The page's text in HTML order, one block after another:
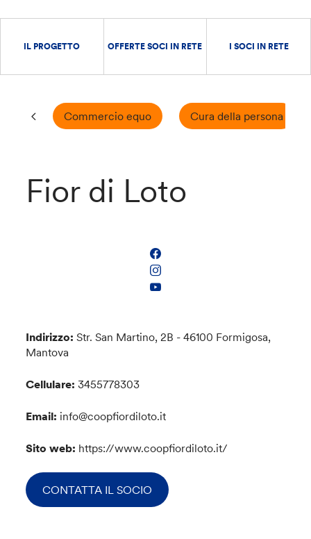
IL PROGETTO OFFERTE SOCI IN RETE I SOCI IN RETE
Commercio equo Cura della persona
Fior di Loto
Indirizzo: Str. San Martino, 2B - 46100 Formigosa,
Mantova
Cellulare: 3455778303
Email: info@coopfiordiloto.it
Sito web: https://www.coopfiordiloto.it/
CONTATTA IL SOCIO